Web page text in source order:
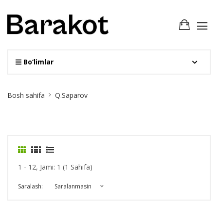
Bo‘limlar
Breadcrumb
Bosh sahifa Q.Saparov
1 - 12, Jami: 1 (1 Sahifa)
Saralash: Saralanmasin